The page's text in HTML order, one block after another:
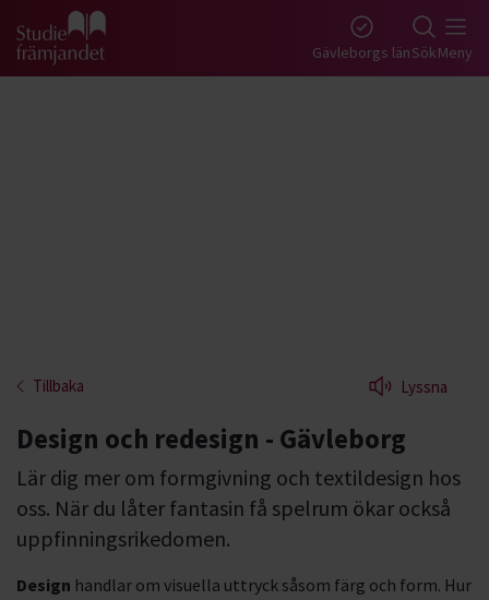
Gå till studiefrämjandets startsida Gävleborgs länSökMeny
Tillbaka Lyssna
Design och redesign - Gävleborg
Lär dig mer om formgivning och textildesign hos
oss. När du låter fantasin få spelrum ökar också
uppfinningsrikedomen.
Design handlar om visuella uttryck såsom färg och form. Hur